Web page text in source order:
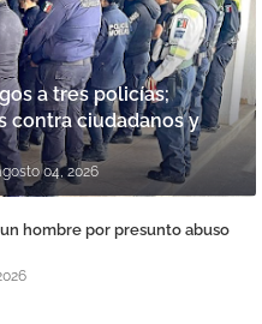
a tres policías;
contra ciudadanos y
04, 2026
hombre por presunto abuso